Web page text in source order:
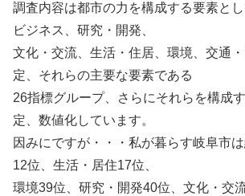
調査内容は都市の力を構成する要素と
ビジネス、研究・開発、
文化・交流、生活・住居、環境、交通
定、それらの主要な要素である
26指標グループ、さらにそれらを構成
定、数値化しています。
因みにですが・・・私が暮らす岐阜市
12位、生活・居住17位、
環境39位、研究・開発40位、文化・交